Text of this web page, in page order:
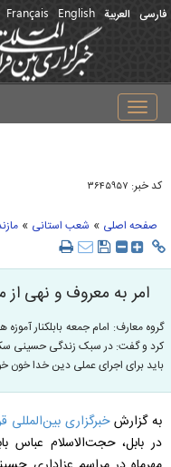
فارسی العربیة English
Français
Toggle
navigation
کد خبر: ۳۶۴۵۹۵۷
صفحه اصلی » شعب استانی »
امر به معروف و نهی از
گروه معارف: امام جمعه بابلکنار
کرد و گفت: در سبک زندگی حسینی
باید برای اجرای عملی دین خدا خون
به گزارشخبرگزاری بین‌المللی
در بابل، حجت‌الاسلام عباس